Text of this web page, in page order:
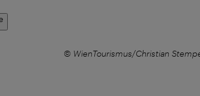
© WienTourismus/Christian